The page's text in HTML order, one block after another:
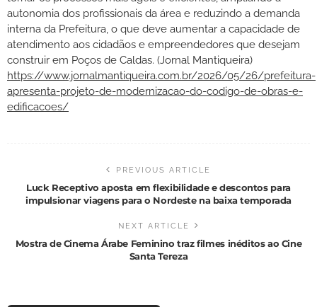
autonomia dos profissionais da área e reduzindo a demanda
interna da Prefeitura, o que deve aumentar a capacidade de
atendimento aos cidadãos e empreendedores que desejam
construir em Poços de Caldas. (Jornal Mantiqueira)
https://www.jornalmantiqueira.com.br/2026/05/26/prefeitura-
apresenta-projeto-de-modernizacao-do-codigo-de-obras-e-
edificacoes/
PREVIOUS ARTICLE
Luck Receptivo aposta em flexibilidade e descontos para
impulsionar viagens para o Nordeste na baixa temporada
NEXT ARTICLE
Mostra de Cinema Árabe Feminino traz filmes inéditos ao Cine
Santa Tereza